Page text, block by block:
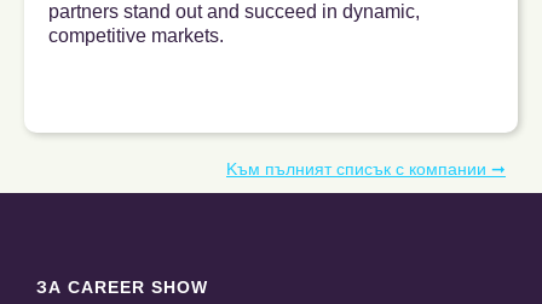
partners stand out and succeed in dynamic,
competitive markets.
Kъм пълният списък с компании ➞
ЗА CAREER SHOW